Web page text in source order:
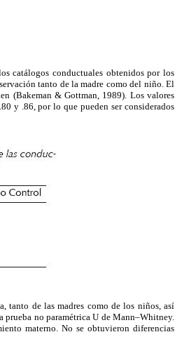
catálogos conductuales obtenidos por los
tanto de la madre como del niño. El
(Bakeman & Gottman, 1989). Los valores
y .86, por lo que pueden ser considerados
tanto de las madres como de los niños, así
prueba no paramétrica U de Mann–Whitney.
materno. No se obtuvieron diferencias